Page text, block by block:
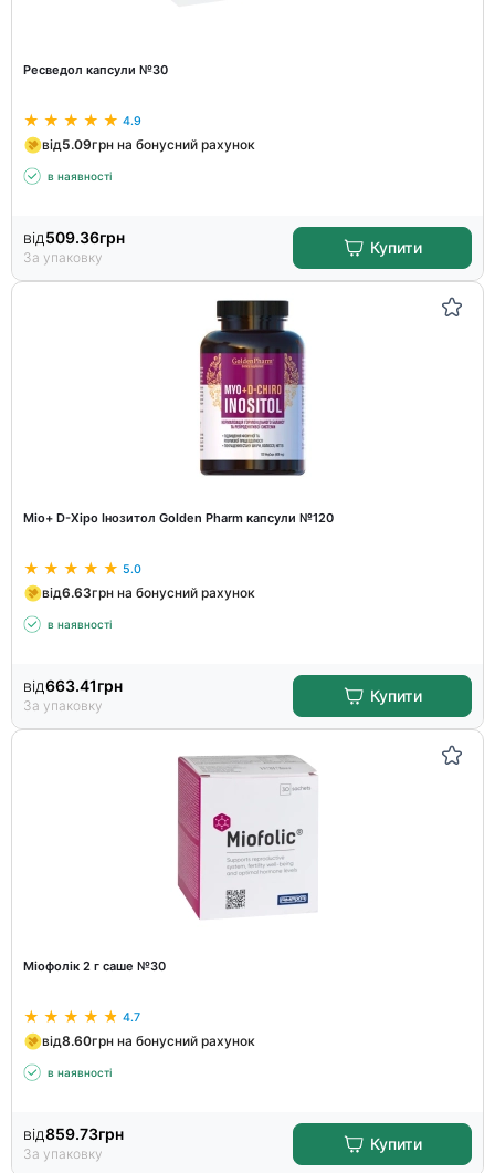
Ресведол капсули №30
4.9
від5.09грн на бонусний рахунок
в наявності
від509.36грн
За упаковку
Купити
Міо+ D-Хіро Інозитол Golden Pharm капсули №120
5.0
від6.63грн на бонусний рахунок
в наявності
від663.41грн
За упаковку
Купити
Міофолік 2 г саше №30
4.7
від8.60грн на бонусний рахунок
в наявності
від859.73грн
За упаковку
Купити